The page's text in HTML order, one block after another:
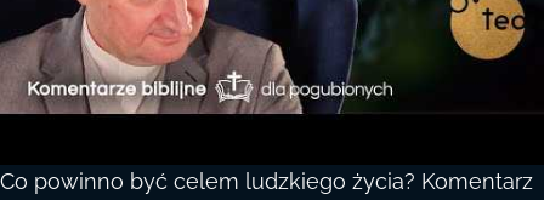
Co powinno być celem ludzkiego życia? Komentarz